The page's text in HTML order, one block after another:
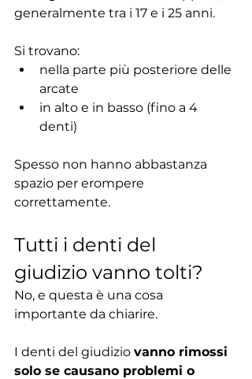
generalmente tra i 17 e i 25 anni.
Si trovano:
nella parte più posteriore delle
arcate
in alto e in basso (fino a 4
denti)
Spesso non hanno abbastanza
spazio per erompere
correttamente.
Tutti i denti del
giudizio vanno tolti?
No, e questa è una cosa
importante da chiarire.
I denti del giudizio vanno rimossi
solo se causano problemi o